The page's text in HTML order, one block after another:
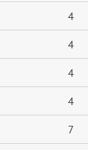
4
4
4
4
7